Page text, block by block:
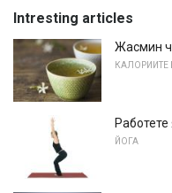
Intresting articles
Жасмин
КАЛОРИИТЕ
ЙОГА